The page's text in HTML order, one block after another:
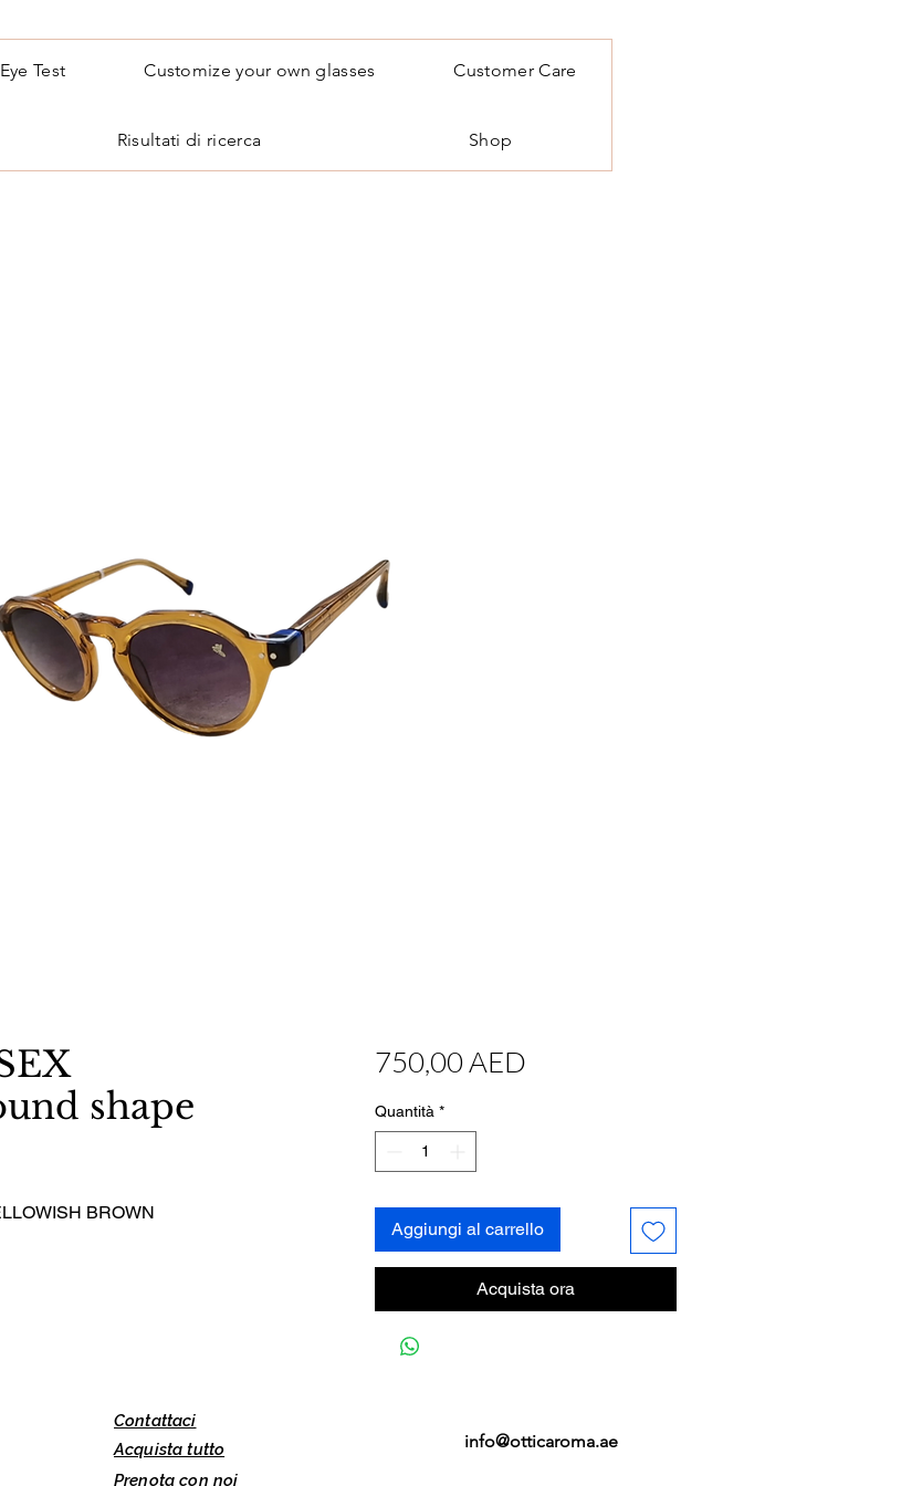
Test Customize your own glasses Customer Care
Risultati di ricerca Shop
shape
BROWN
750,00 AEDPrezzo
Quantità *
Aggiungi al carrello
Acquista ora
Contattaci
Acquista tutto
Prenota con noi
info@otticaroma.ae